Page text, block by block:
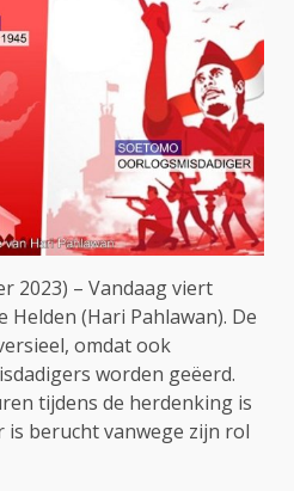
2023) – Vandaag viert
Helden (Hari Pahlawan). De
omdat ook
worden geëerd.
tijdens de herdenking is
is berucht vanwege zijn rol